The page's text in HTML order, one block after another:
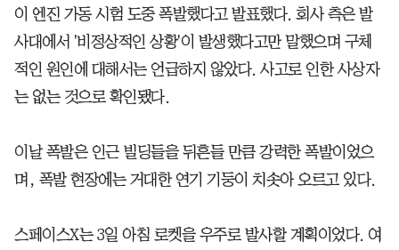
이 엔진 가동 시험 도중 폭발했다고 발표했다. 회사 측은 발
사대에서 '비정상적인 상황'이 발생했다고만 말했으며 구체
적인 원인에 대해서는 언급하지 않았다. 사고로 인한 사상자
는 없는 것으로 확인됐다.
이날 폭발은 인근 빌딩들을 뒤흔들 만큼 강력한 폭발이었으
며, 폭발 현장에는 거대한 연기 기둥이 치솟아 오르고 있다.
스페이스X는 3일 아침 로켓을 우주로 발사할 계획이었다. 여